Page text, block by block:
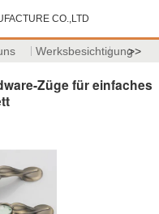
CO.,LTD
Werksbesichtigung>>
Züge für einfaches